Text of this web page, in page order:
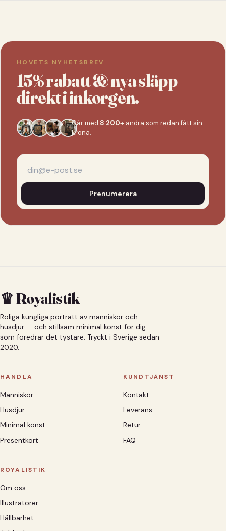
HOVETS NYHETSBREV
15% rabatt & nya släpp
direkt i inkorgen.
Går med 8 200+ andra som redan fått sin
krona.
Prenumerera
♛ Royalistik
Roliga kungliga porträtt av människor och
husdjur — och stillsam minimal konst för dig
som föredrar det tystare. Tryckt i Sverige sedan
2020.
HANDLA
Människor
Husdjur
Minimal konst
Presentkort
KUNDTJÄNST
Kontakt
Leverans
Retur
FAQ
ROYALISTIK
Om oss
Illustratörer
Hållbarhet